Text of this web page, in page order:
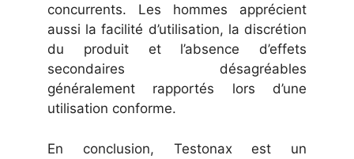
concurrents. Les hommes apprécient
aussi la facilité d’utilisation, la discrétion
du produit et l’absence d’effets
secondaires désagréables
généralement rapportés lors d’une
utilisation conforme.
En conclusion, Testonax est un